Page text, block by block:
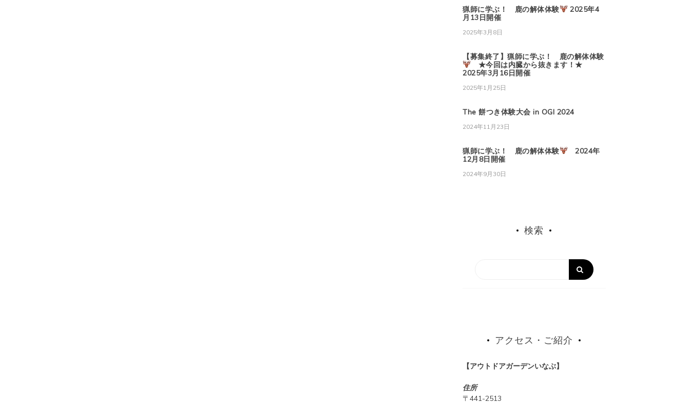
猟師に学ぶ！ 鹿の解体体験
2025年4
月13日開催
2025年3月8日
【募集終了】猟師に学ぶ！ 鹿の解体体験
★今回は内臓から抜きます！★
2025年3月16日開催
2025年1月25日
The 餅つき体験大会 in OGI 2024
2024年11月23日
猟師に学ぶ！ 鹿の解体体験
2024年
12月8日開催
2024年9月30日
検索
アクセス・ご紹介
【アウトドアガーデンいなぶ】
住所
〒441-2513